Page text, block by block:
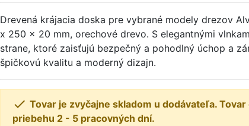
Drevená krájacia doska pre vybrané modely drezov
x 250 x 20 mm, orechové drevo. S elegantnými
strane, ktoré zaisťujú bezpečný a pohodlný úchop a
špičkovú kvalitu a moderný dizajn.
 Tovar je zvyčajne skladom u dodávateľa.
priebehu 2 - 5 pracovných dní.